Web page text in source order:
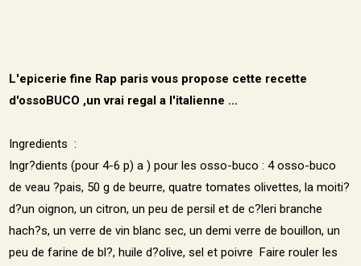
L'epicerie fine Rap paris vous propose cette recette
d'ossoBUCO ,un vrai regal a l'italienne ...
Ingredients :
Ingr?dients (pour 4-6 p) a ) pour les osso-buco : 4 osso-buco
de veau ?pais, 50 g de beurre, quatre tomates olivettes, la moiti?
d?un oignon, un citron, un peu de persil et de c?leri branche
hach?s, un verre de vin blanc sec, un demi verre de bouillon, un
peu de farine de bl?, huile d?olive, sel et poivre Faire rouler les